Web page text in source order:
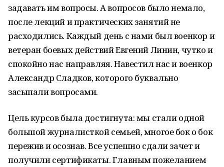
задавать им вопросы. А вопросов было немало,
после лекций и практических занятий не
расходились. Каждый день с нами был военкор и
ветеран боевых действий Евгений Линин, чутко и
спокойно нас направляя. Навестил нас и военкор
Александр Сладков, которого буквально
засыпали вопросами.
Цель курсов была достигнута: мы стали одной
большой журналисткой семьей, многое бок о бок
пережив и осознав. Все успешно сдали зачет и
получили сертификаты. Главным пожеланием